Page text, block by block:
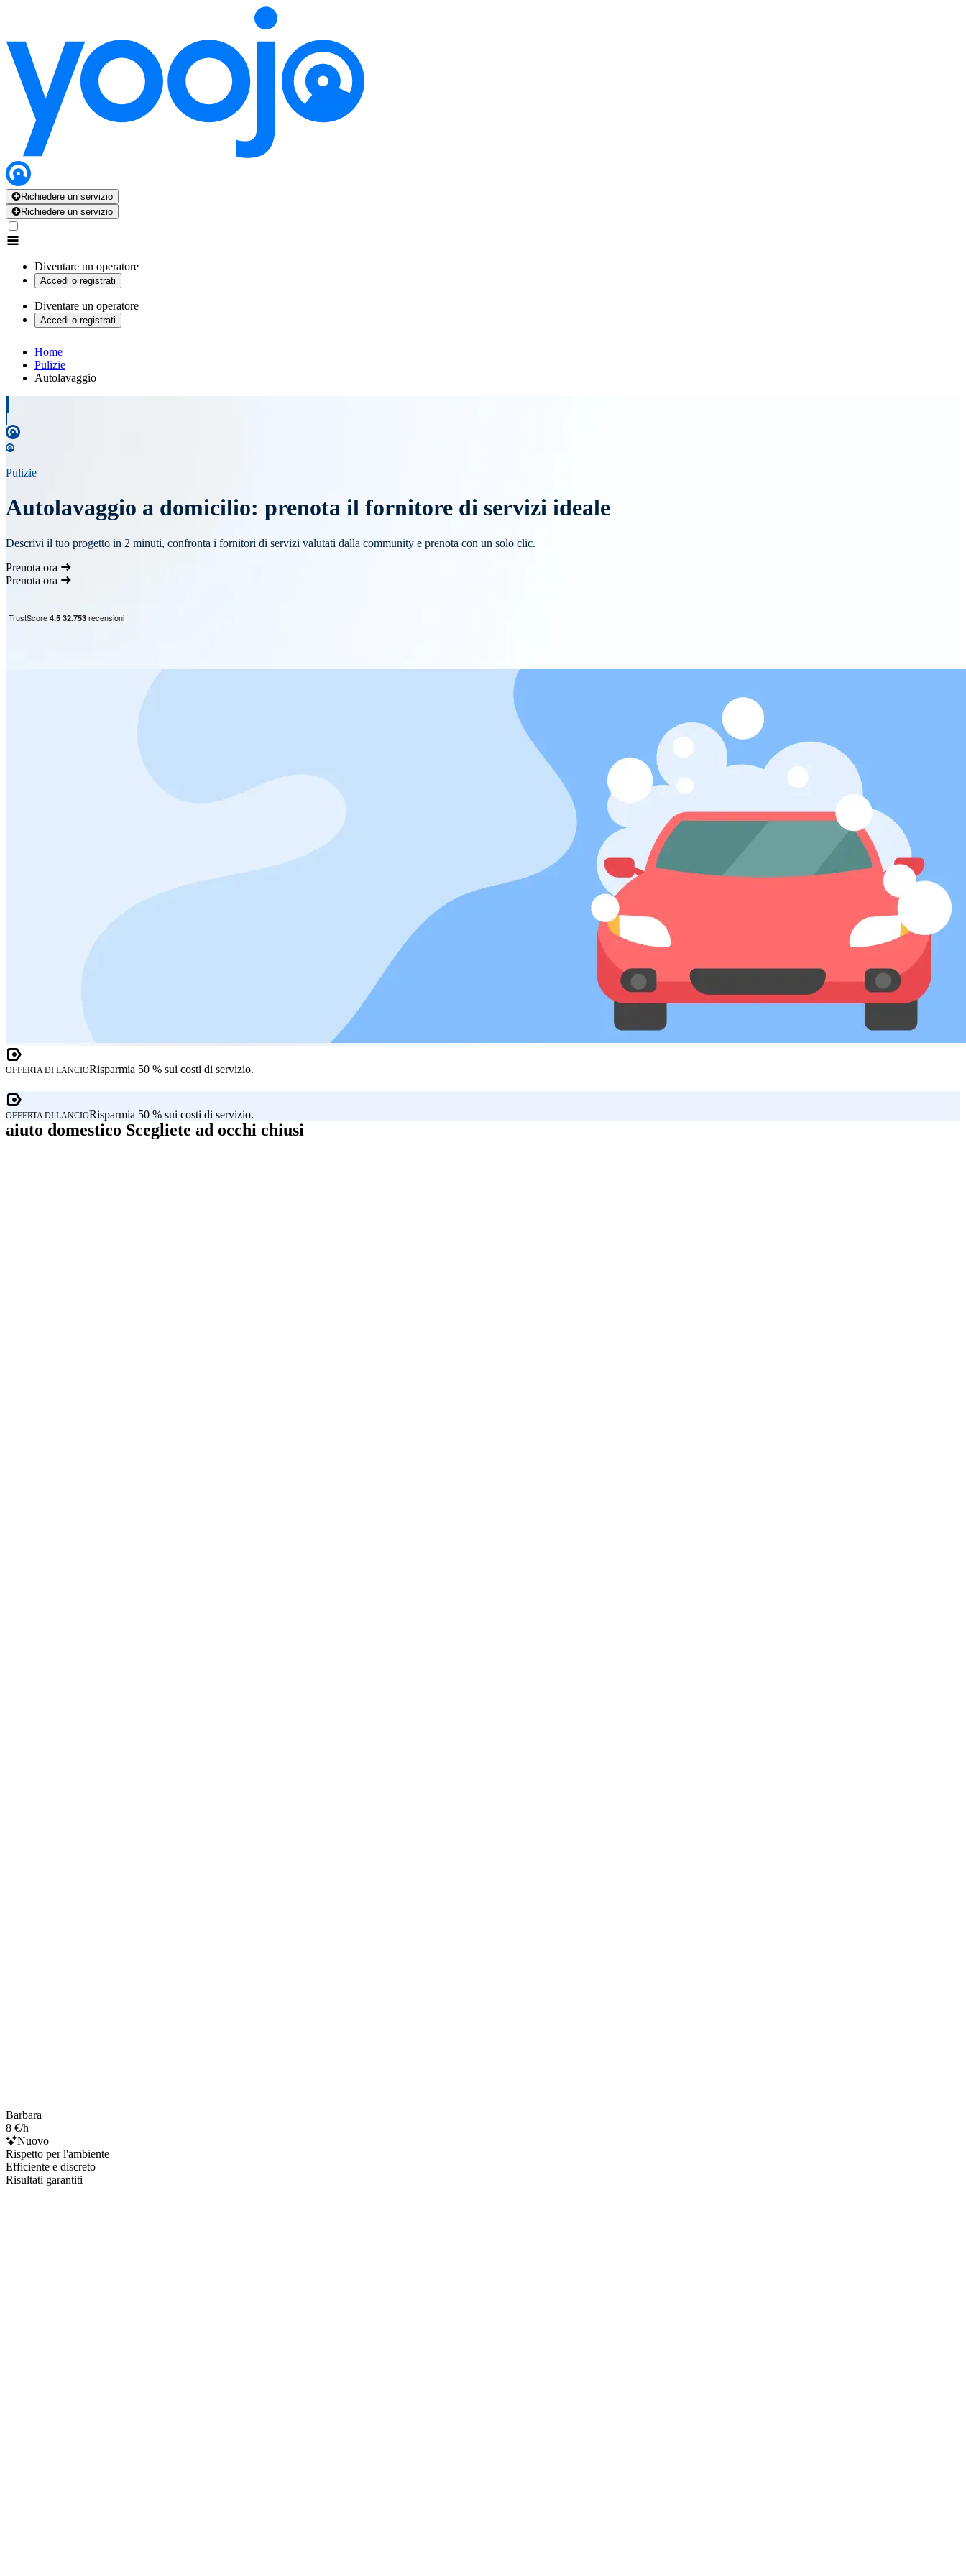
Richiedere un servizio
Richiedere un servizio
Diventare un operatore
Accedi o registrati
Diventare un operatore
Accedi o registrati
Home
Pulizie
Autolavaggio
Pulizie
Autolavaggio a domicilio: prenota il fornitore di servizi ideale
Descrivi il tuo progetto in 2 minuti, confronta i fornitori di servizi valutati dalla community e prenota con un solo clic.
Prenota ora
Prenota ora
OFFERTA DI LANCIORisparmia 50 % sui costi di servizio.
OFFERTA DI LANCIORisparmia 50 % sui costi di servizio.
aiuto domestico Scegliete ad occhi chiusi
Barbara
8 €/h
Nuovo
Rispetto per l'ambiente
Efficiente e discreto
Risultati garantiti